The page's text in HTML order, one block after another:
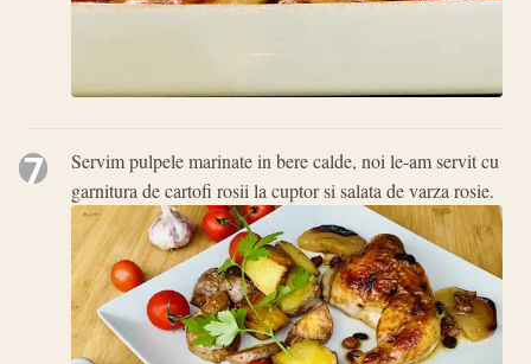
7
Servim pulpele marinate in bere calde, noi le-am servit cu
garnitura de cartofi rosii la cuptor si salata de varza rosie.